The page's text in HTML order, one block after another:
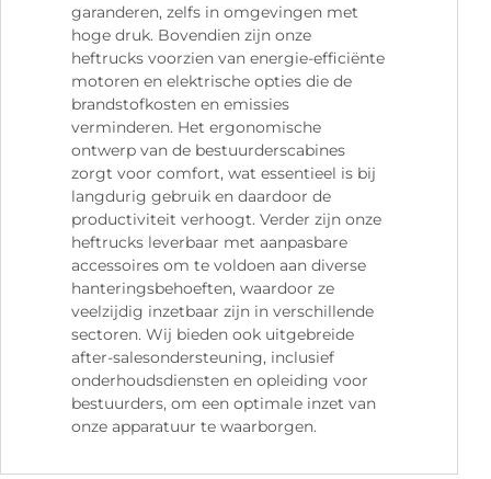
garanderen, zelfs in omgevingen met
hoge druk. Bovendien zijn onze
heftrucks voorzien van energie-efficiënte
motoren en elektrische opties die de
brandstofkosten en emissies
verminderen. Het ergonomische
ontwerp van de bestuurderscabines
zorgt voor comfort, wat essentieel is bij
langdurig gebruik en daardoor de
productiviteit verhoogt. Verder zijn onze
heftrucks leverbaar met aanpasbare
accessoires om te voldoen aan diverse
hanteringsbehoeften, waardoor ze
veelzijdig inzetbaar zijn in verschillende
sectoren. Wij bieden ook uitgebreide
after-salesondersteuning, inclusief
onderhoudsdiensten en opleiding voor
bestuurders, om een optimale inzet van
onze apparatuur te waarborgen.